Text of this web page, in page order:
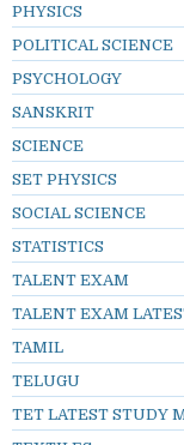
PHYSICS
POLITICAL SCIENCE
PSYCHOLOGY
SANSKRIT
SCIENCE
SET PHYSICS
SOCIAL SCIENCE
STATISTICS
TALENT EXAM
TALENT EXAM
TAMIL
TELUGU
TET LATEST STUDY